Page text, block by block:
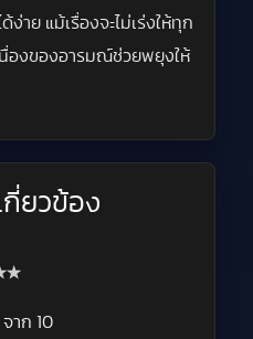
ง่าย แม้เรื่องจะไม่เร่งให้ทุก
องของอารมณ์ช่วยพยุงให้
ยวข้อง
จาก 10